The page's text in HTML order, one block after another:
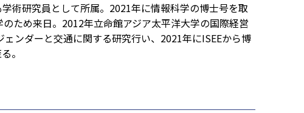
術研究員として所属。2021年に情報科学の博士号を取
ため来日。2012年立命館アジア太平洋大学の国際経営
ンダーと交通に関する研究行い、2021年にISEEから博
。